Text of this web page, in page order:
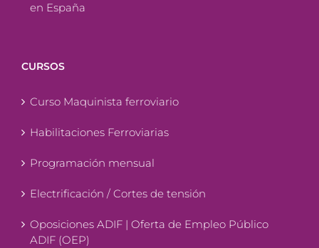
en España
CURSOS
Curso Maquinista ferroviario
Habilitaciones Ferroviarias
Programación mensual
Electrificación / Cortes de tensión
Oposiciones ADIF | Oferta de Empleo Público
ADIF (OEP)